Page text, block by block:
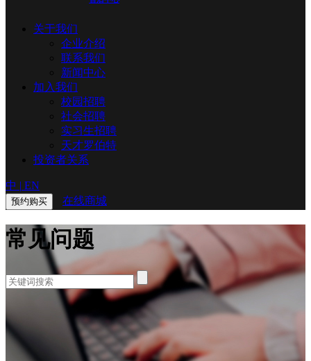
关于我们
企业介绍
联系我们
新闻中心
加入我们
校园招聘
社会招聘
实习生招聘
天才罗伯特
投资者关系
中 | EN
预约购买 在线商城
常见问题